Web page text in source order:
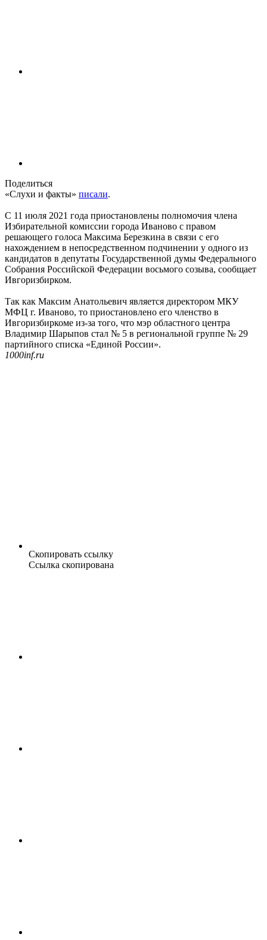
Поделиться
«Слухи и факты» писали.
С 11 июля 2021 года приостановлены полномочия члена
Избирательной комиссии города Иваново с правом
решающего голоса Максима Березкина в связи с его
нахождением в непосредственном подчинении у одного из
кандидатов в депутаты Государственной думы Федерального
Собрания Российской Федерации восьмого созыва, сообщает
Ивгоризбирком.
Так как Максим Анатольевич является директором МКУ
МФЦ г. Иваново, то приостановлено его членство в
Ивгоризбиркоме из-за того, что мэр областного центра
Владимир Шарыпов стал № 5 в региональной группе № 29
партийного списка «Единой России».
1000inf.ru
Скопировать ссылку
Ссылка скопирована